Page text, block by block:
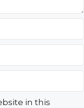
in this